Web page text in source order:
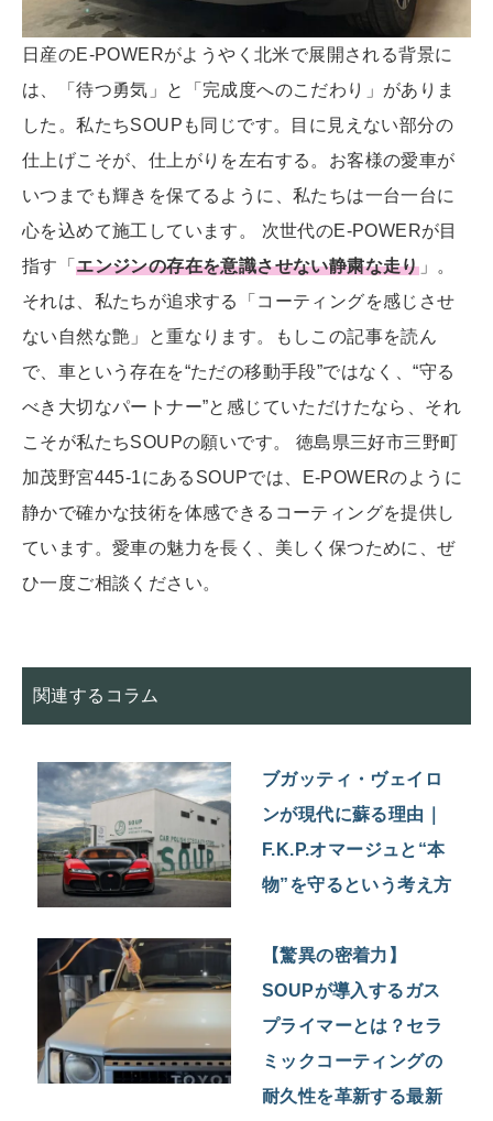
日産のE-POWERがようやく北米で展開される背景に
は、「待つ勇気」と「完成度へのこだわり」がありま
した。私たちSOUPも同じです。目に見えない部分の
仕上げこそが、仕上がりを左右する。お客様の愛車が
いつまでも輝きを保てるように、私たちは一台一台に
心を込めて施工しています。 次世代のE-POWERが目
指す「エンジンの存在を意識させない静粛な走り」。
それは、私たちが追求する「コーティングを感じさせ
ない自然な艶」と重なります。もしこの記事を読ん
で、車という存在を“ただの移動手段”ではなく、“守る
べき大切なパートナー”と感じていただけたなら、それ
こそが私たちSOUPの願いです。 徳島県三好市三野町
加茂野宮445-1にあるSOUPでは、E-POWERのように
静かで確かな技術を体感できるコーティングを提供し
ています。愛車の魅力を長く、美しく保つために、ぜ
ひ一度ご相談ください。
関連するコラム
ブガッティ・ヴェイロ
ンが現代に蘇る理由｜
F.K.P.オマージュと“本
物”を守るという考え方
【驚異の密着力】
SOUPが導入するガス
プライマーとは？セラ
ミックコーティングの
耐久性を革新する最新